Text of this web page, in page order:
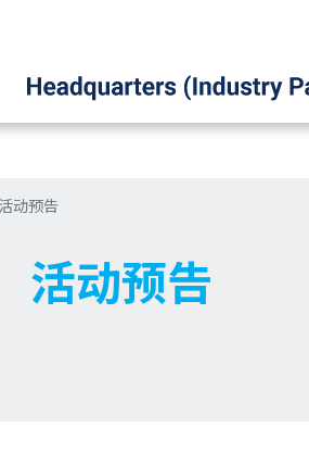
活动预告
活动预告